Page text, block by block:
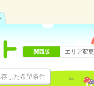
した希望条件
関西版 エリア変更